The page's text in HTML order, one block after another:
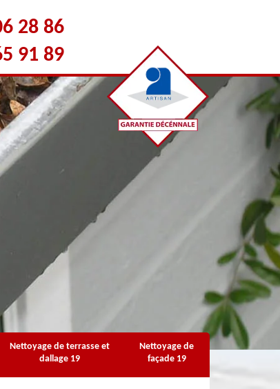
28 86
91 89
Nettoyage de terrasse et
dallage 19
Nettoyage de
façade 19